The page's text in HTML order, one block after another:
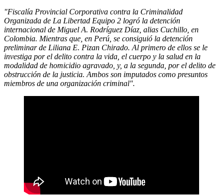
"Fiscalía Provincial Corporativa contra la Criminalidad
Organizada de La Libertad Equipo 2 logró la detención
internacional de Miguel A. Rodríguez Díaz, alias Cuchillo, en
Colombia. Mientras que, en Perú, se consiguió la detención
preliminar de Liliana E. Pizan Chirado. Al primero de ellos se le
investiga por el delito contra la vida, el cuerpo y la salud en la
modalidad de homicidio agravado, y, a la segunda, por el delito de
obstrucción de la justicia. Ambos son imputados como presuntos
miembros de una organización criminal".